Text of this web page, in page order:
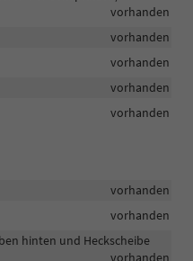
vorhanden
vorhanden
vorhanden
vorhanden
vorhanden
vorhanden
vorhanden
hinten und Heckscheibe
vorhanden